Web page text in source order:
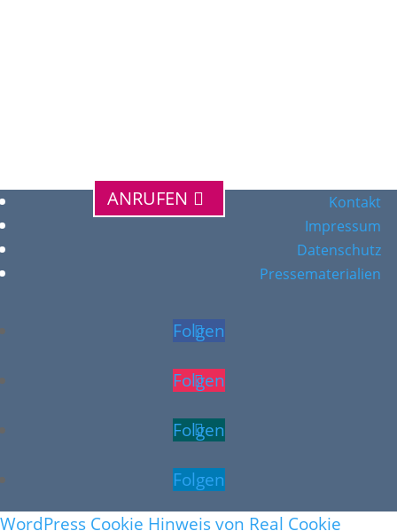
ANRUFEN
Kontakt
Impressum
Datenschutz
Pressematerialien
Folgen
Folgen
Folgen
Folgen
WordPress Cookie Hinweis von Real Cookie